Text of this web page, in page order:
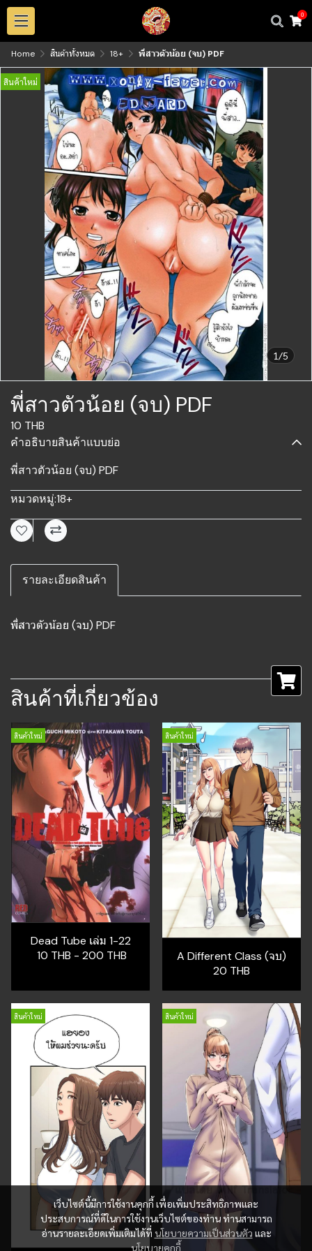
0
Home สินค้าทั้งหมด 18+ พี่สาวตัวน้อย (จบ) PDF
1/5
สินค้าใหม่
พี่สาวตัวน้อย (จบ) PDF
10 THB
คำอธิบายสินค้าแบบย่อ
พี่สาวตัวน้อย (จบ) PDF
หมวดหมู่:18+
รายละเอียดสินค้า
พี่สาวตัวน้อย (จบ) PDF
สินค้าที่เกี่ยวข้อง
สินค้าใหม่
Dead Tube เล่ม 1-22
10 THB - 200 THB
สินค้าใหม่
A Different Class (จบ)
20 THB
สินค้าใหม่ สินค้าใหม่
เว็บไซต์นี้มีการใช้งานคุกกี้ เพื่อเพิ่มประสิทธิภาพและ
ประสบการณ์ที่ดีในการใช้งานเว็บไซต์ของท่าน ท่านสามารถ
อ่านรายละเอียดเพิ่มเติมได้ที่ นโยบายความเป็นส่วนตัว และ
นโยบายคุกกี้